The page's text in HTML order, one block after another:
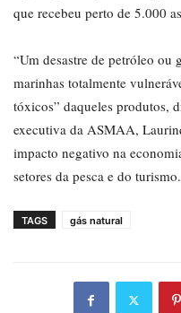
que recebeu perto de 5.000
“Um desastre de petróleo ou
marinhas totalmente
tóxicos” daqueles produtos,
executiva da ASMAA,
impacto negativo na
setores da pesca e do turismo.
TAGS gás natural